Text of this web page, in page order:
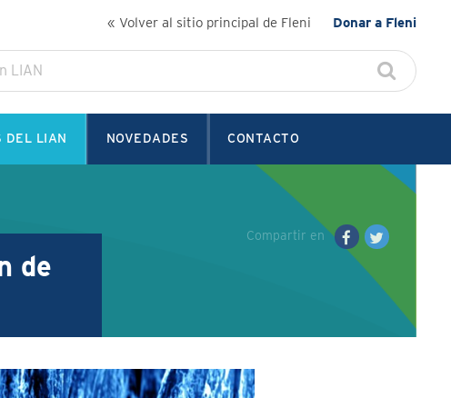
« Volver al sitio principal de Fleni Donar a Fleni
DEL LIAN NOVEDADES CONTACTO
Compartir en
de